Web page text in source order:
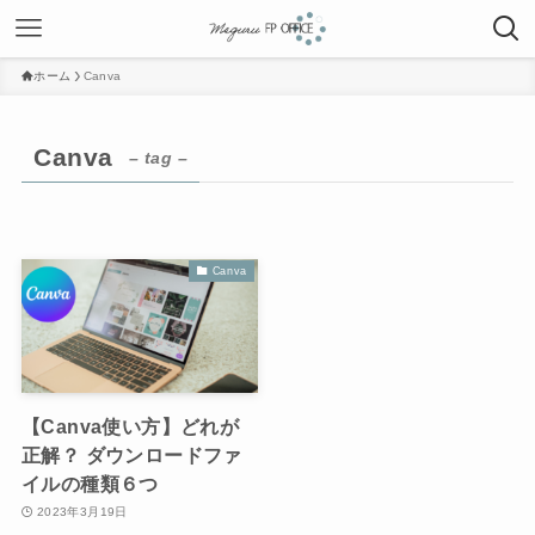
ホーム Canva
Canva – tag –
Canva
【Canva使い方】どれが
正解？ ダウンロードファ
イルの種類６つ
2023年3月19日